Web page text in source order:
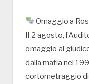
Omaggio a
Il 2 agosto,
omaggio al
dalla mafia nel
cortometraggio di